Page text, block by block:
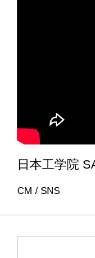
日本工学院
CM / SNS